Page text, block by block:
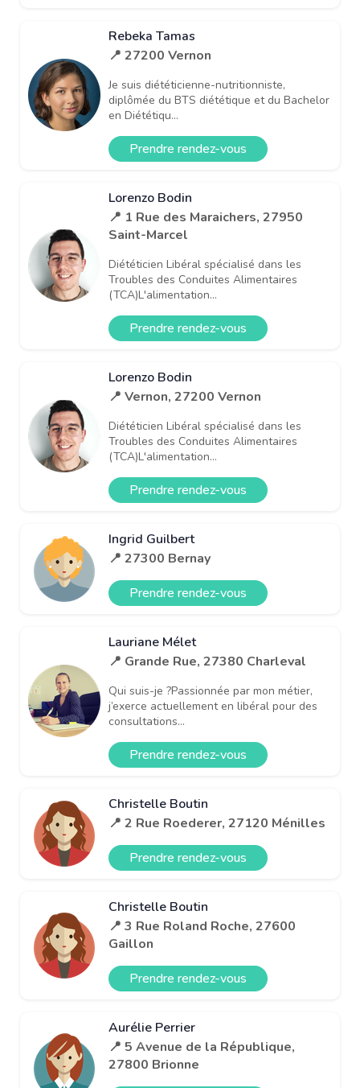
Rebeka Tamas
📍 27200 Vernon
Je suis diététicienne-nutritionniste,
diplômée du BTS diététique et du Bachelor
en Diététiqu...
Prendre rendez-vous
Lorenzo Bodin
📍 1 Rue des Maraichers, 27950
Saint-Marcel
Diététicien Libéral spécialisé dans les
Troubles des Conduites Alimentaires
(TCA)L'alimentation...
Prendre rendez-vous
Lorenzo Bodin
📍 Vernon, 27200 Vernon
Diététicien Libéral spécialisé dans les
Troubles des Conduites Alimentaires
(TCA)L'alimentation...
Prendre rendez-vous
Ingrid Guilbert
📍 27300 Bernay
Prendre rendez-vous
Lauriane Mélet
📍 Grande Rue, 27380 Charleval
Qui suis-je ?Passionnée par mon métier,
j’exerce actuellement en libéral pour des
consultations...
Prendre rendez-vous
Christelle Boutin
📍 2 Rue Roederer, 27120 Ménilles
Prendre rendez-vous
Christelle Boutin
📍 3 Rue Roland Roche, 27600
Gaillon
Prendre rendez-vous
Aurélie Perrier
📍 5 Avenue de la République,
27800 Brionne